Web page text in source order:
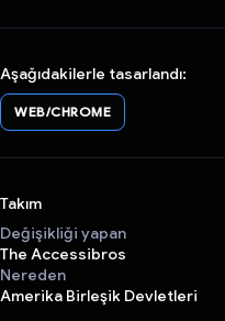
Aşağıdakilerle tasarlandı:
WEB/CHROME
Takım
Değişikliği yapan
The Accessibros
Nereden
Amerika Birleşik Devletleri